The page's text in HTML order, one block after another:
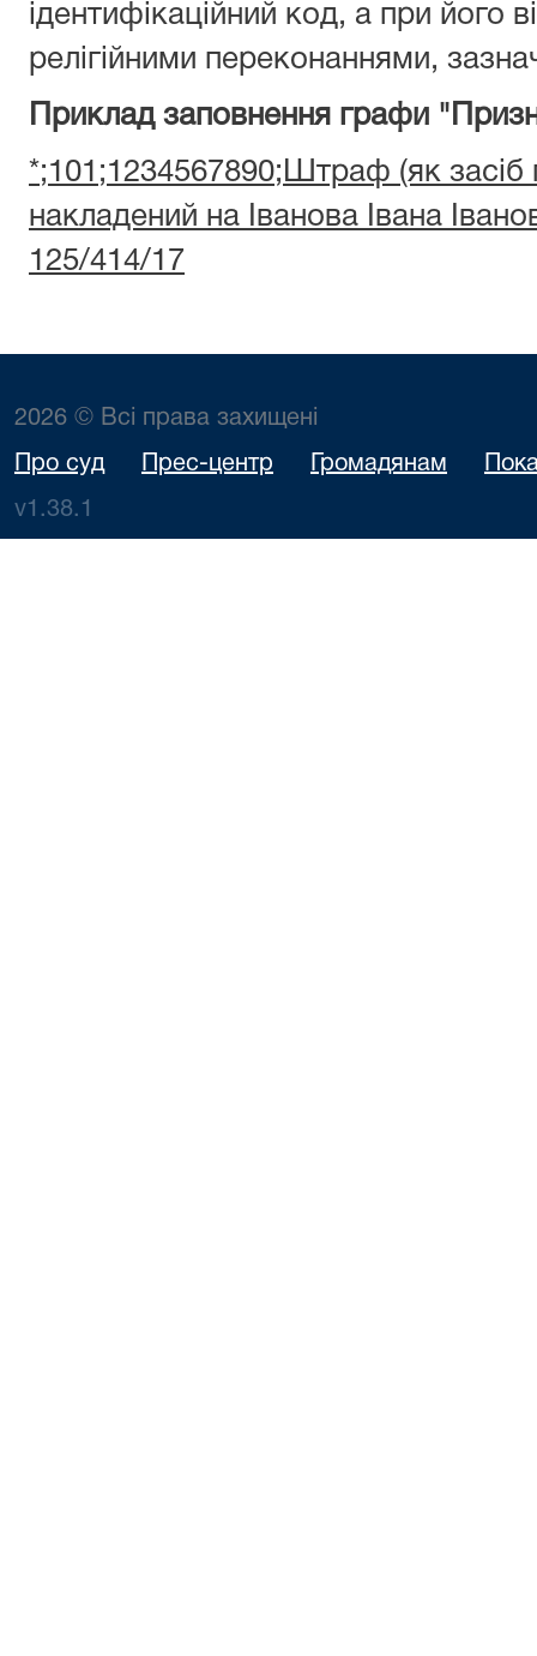
ідентифікаційний код, а при його
релігійними переконаннями,
Приклад заповнення графи
*;101;1234567890;Штраф (як засіб
накладений на Іванова Івана
125/414/17
2026 © Всі права захищені
Про суд Прес-центр Громадянам
v1.38.1